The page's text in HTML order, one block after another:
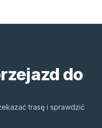
do
trasę i sprawdzić